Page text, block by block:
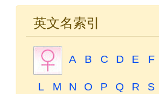
英文名索引
A B C D E F
L M N O P Q R S